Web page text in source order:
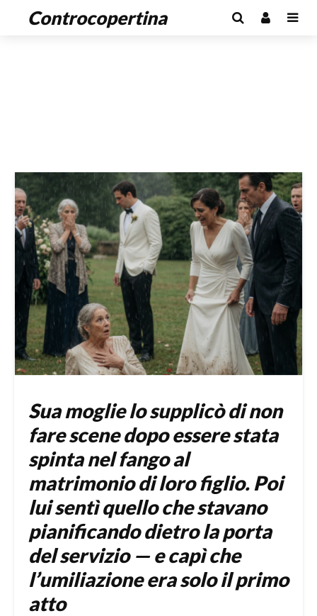
Controcopertina
Sua moglie lo supplicò di non
fare scene dopo essere stata
spinta nel fango al
matrimonio di loro figlio. Poi
lui sentì quello che stavano
pianificando dietro la porta
del servizio — e capì che
l’umiliazione era solo il primo
atto